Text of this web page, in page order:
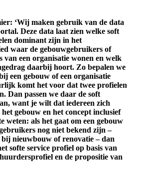
‘Wij maken gebruik van de data
Deze data laat zien welke soft
dominant zijn in het
waar de gebouwgebruikers of
van een organisatie wonen en welk
daarbij hoort. Zo bepalen we
een gebouw of een organisatie
komt het voor dat twee profielen
Dan passen we daar de soft
want je wilt dat iedereen zich
gebouw en het concept inclusief
weten: als het gaat om een gebouw
nog niet bekend zijn –
nieuwbouw of renovatie – dan
softe service profiel op basis van
en de propositie van